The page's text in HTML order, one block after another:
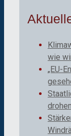
wie
„EU-